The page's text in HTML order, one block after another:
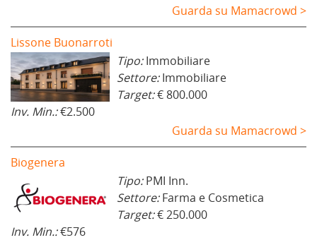
Guarda su Mamacrowd >
Lissone Buonarroti
Tipo:Immobiliare
Settore:Immobiliare
Target:€ 800.000
Inv. Min.:€2.500
Guarda su Mamacrowd >
Biogenera
Tipo:PMI Inn.
Settore:Farma e Cosmetica
Target:€ 250.000
Inv. Min.:€576